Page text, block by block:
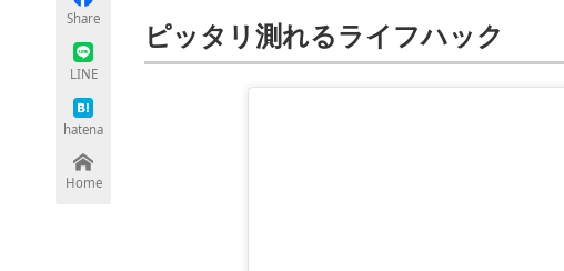
Share
LINE
hatena
Home
ピッタリ測れるライフハック